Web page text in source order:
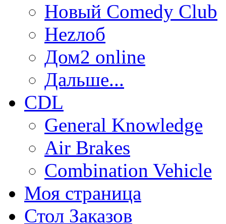
Новый Comedy Club
Неzлоб
Дом2 online
Дальше...
CDL
General Knowledge
Air Brakes
Combination Vehicle
Моя страница
Стол Заказов